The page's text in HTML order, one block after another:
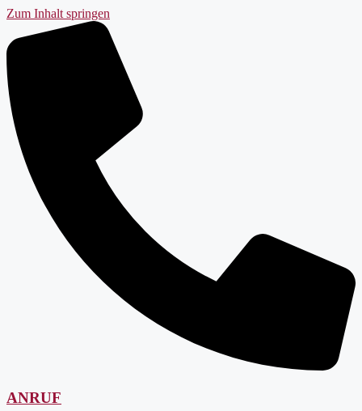
Zum Inhalt springen
ANRUF